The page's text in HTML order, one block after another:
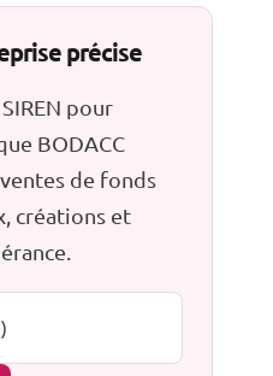
précise
pour
BODACC
de fonds
créations et